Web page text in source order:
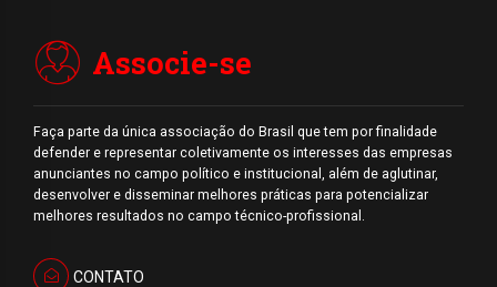
Associe-se
Faça parte da única associação do Brasil que tem por finalidade
defender e representar coletivamente os interesses das empresas
anunciantes no campo político e institucional, além de aglutinar,
desenvolver e disseminar melhores práticas para potencializar
melhores resultados no campo técnico-profissional.
CONTATO